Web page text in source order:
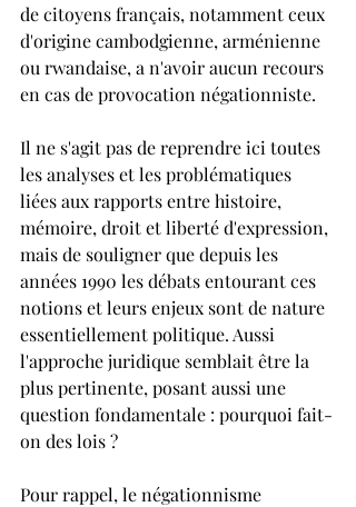
de citoyens français, notamment ceux
d'origine cambodgienne, arménienne
ou rwandaise, a n'avoir aucun recours
en cas de provocation négationniste.
Il ne s'agit pas de reprendre ici toutes
les analyses et les problématiques
liées aux rapports entre histoire,
mémoire, droit et liberté d'expression,
mais de souligner que depuis les
années 1990 les débats entourant ces
notions et leurs enjeux sont de nature
essentiellement politique. Aussi
l'approche juridique semblait être la
plus pertinente, posant aussi une
question fondamentale : pourquoi fait-
on des lois ?
Pour rappel, le négationnisme